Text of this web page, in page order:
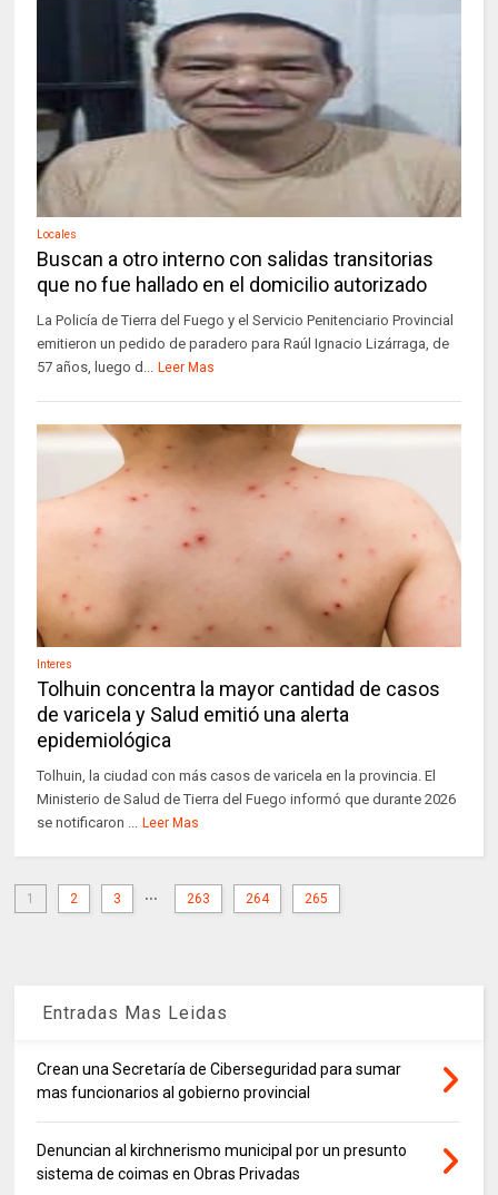
Locales
Buscan a otro interno con salidas transitorias
que no fue hallado en el domicilio autorizado
La Policía de Tierra del Fuego y el Servicio Penitenciario Provincial
emitieron un pedido de paradero para Raúl Ignacio Lizárraga, de
57 años, luego d... Leer Mas
Interes
Tolhuin concentra la mayor cantidad de casos
de varicela y Salud emitió una alerta
epidemiológica
Tolhuin, la ciudad con más casos de varicela en la provincia. El
Ministerio de Salud de Tierra del Fuego informó que durante 2026
se notificaron ... Leer Mas
1 2 3 ... 263 264 265
Entradas Mas Leidas
Crean una Secretaría de Ciberseguridad para sumar
mas funcionarios al gobierno provincial
Denuncian al kirchnerismo municipal por un presunto
sistema de coimas en Obras Privadas